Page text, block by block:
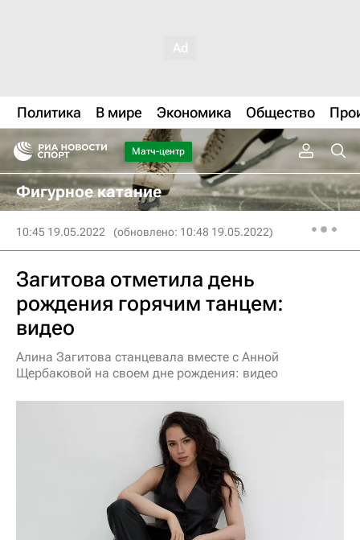
Политика В мире Экономика Общество
Матч-центр
Фигурное катание
10:45 19.05.2022 (обновлено: 10:48 19.05.2022)
Загитова отметила день
рождения горячим танцем:
видео
Алина Загитова станцевала вместе с Анной
Щербаковой на своем дне рождения: видео